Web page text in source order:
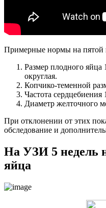
Примерные нормы на пятой
Размер плодного
округлая.
Копчико-теменной
Частота сердцебиения
Диаметр желточного
При отклонении от этих
обследование и
На УЗИ 5 недель
яйца